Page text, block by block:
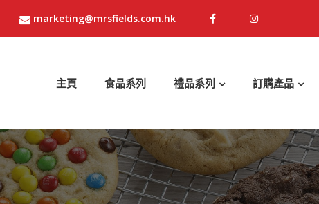
marketing@mrsfields.com.hk
主頁 食品系列 禮品系列 訂購產品